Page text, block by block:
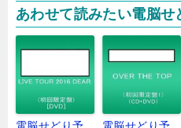
あわせて読みたい電脳せ